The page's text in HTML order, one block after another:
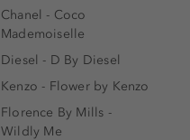
Chanel - Coco
Mademoiselle
Diesel - D By Diesel
Kenzo - Flower by Kenzo
Florence By Mills -
Wildly Me